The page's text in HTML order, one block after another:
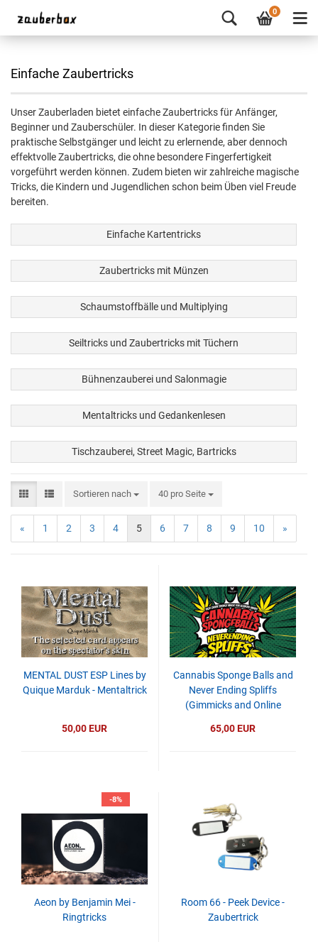
0
Einfache Zaubertricks
Unser Zauberladen bietet einfache Zaubertricks für Anfänger,
Beginner und Zauberschüler. In dieser Kategorie finden Sie
praktische Selbstgänger und leicht zu erlernende, aber dennoch
effektvolle Zaubertricks, die ohne besondere Fingerfertigkeit
vorgeführt werden können. Zudem bieten wir zahlreiche magische
Tricks, die Kindern und Jugendlichen schon beim Üben viel Freude
bereiten.
Einfache Kartentricks
Zaubertricks mit Münzen
Schaumstoffbälle und Multiplying
Seiltricks und Zaubertricks mit Tüchern
Bühnenzauberei und Salonmagie
Mentaltricks und Gedankenlesen
Tischzauberei, Street Magic, Bartricks
Sortieren nach 40 pro Seite
« 1 2 3 4 5 6 7 8 9 10 »
MENTAL DUST ESP Lines by
Quique Marduk - Mentaltrick
50,00 EUR
Cannabis Sponge Balls and
Never Ending Spliffs
(Gimmicks and Online
Wilber
65,00 EUR
-8%
Aeon by Benjamin Mei -
Ringtricks
Room 66 - Peek Device -
Zaubertrick